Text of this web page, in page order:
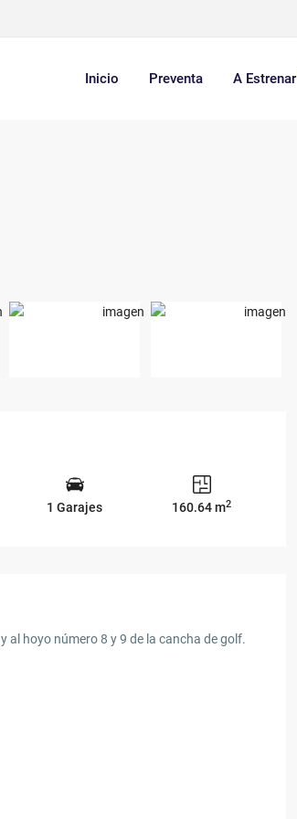
Inicio Preventa A Estrenar
1 Garajes 160.64 m2
hoyo número 8 y 9 de la cancha de golf.